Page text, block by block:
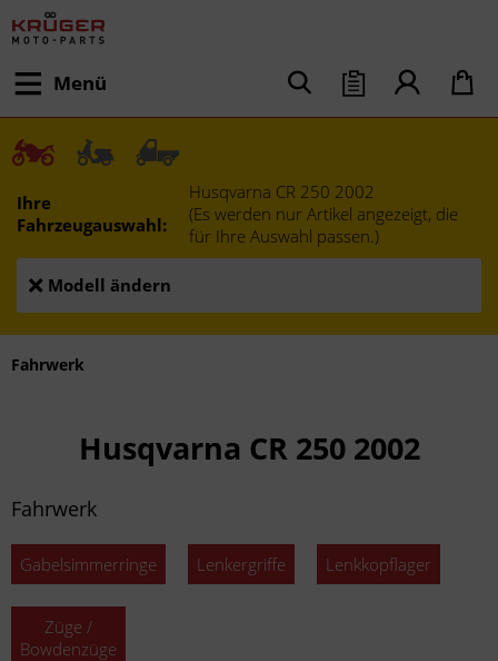
Menü
Ihre
Fahrzeugauswahl:
Husqvarna CR 250 2002
(Es werden nur Artikel angezeigt, die
für Ihre Auswahl passen.)
Modell ändern
Fahrwerk
Husqvarna CR 250 2002
Fahrwerk
Gabelsimmerringe Lenkergriffe Lenkkopflager
Züge /
Bowdenzüge